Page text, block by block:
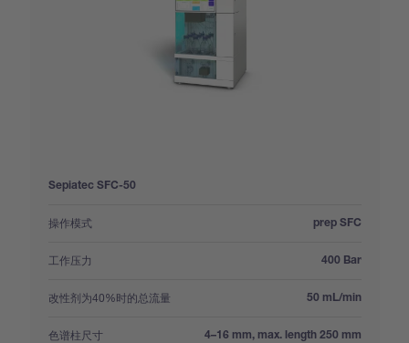
Sepiatec SFC-50
操作模式
: prep SFC
工作压力
: 400 Bar
改性剂为40%时的总流量
: 50 mL/min
色谱柱尺寸
: 4–16 mm, max. length 250 mm